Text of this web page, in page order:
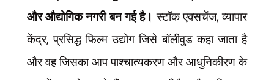
और औद्योगिक नगरी बन गई है। स्टॉक एक्सचेंज,व्यापार
केंद्र,प्रसिद्ध फिल्म उद्योग जिसे बॉलीवुड कहा जाता है
और वह जिसका आप पाश्चात्यकरण और आधुनिकीरण के